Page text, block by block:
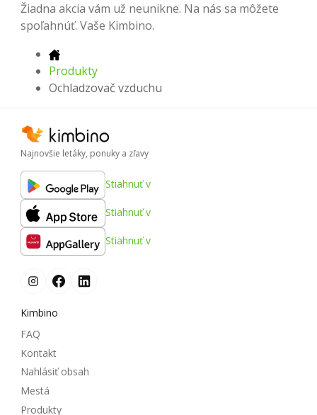
Žiadna akcia vám už neunikne. Na nás sa môžete
spoľahnúť. Vaše Kimbino.
Produkty
Ochladzovač vzduchu
Najnovšie letáky, ponuky a zľavy
Stiahnuť v
Stiahnuť v
Stiahnuť v
Kimbino
FAQ
Kontakt
Nahlásiť obsah
Mestá
Produkty